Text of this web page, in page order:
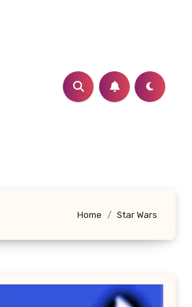
Home Star Wars